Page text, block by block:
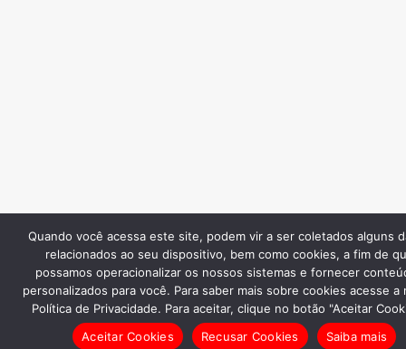
Quando você acessa este site, podem vir a ser coletados alguns
relacionados ao seu dispositivo, bem como cookies, a fim de
possamos operacionalizar os nossos sistemas e fornecer
personalizados para você. Para saber mais sobre cookies acesse a
Política de Privacidade. Para aceitar, clique no botão "Aceitar
Aceitar Cookies
Recusar Cookies Saiba mais